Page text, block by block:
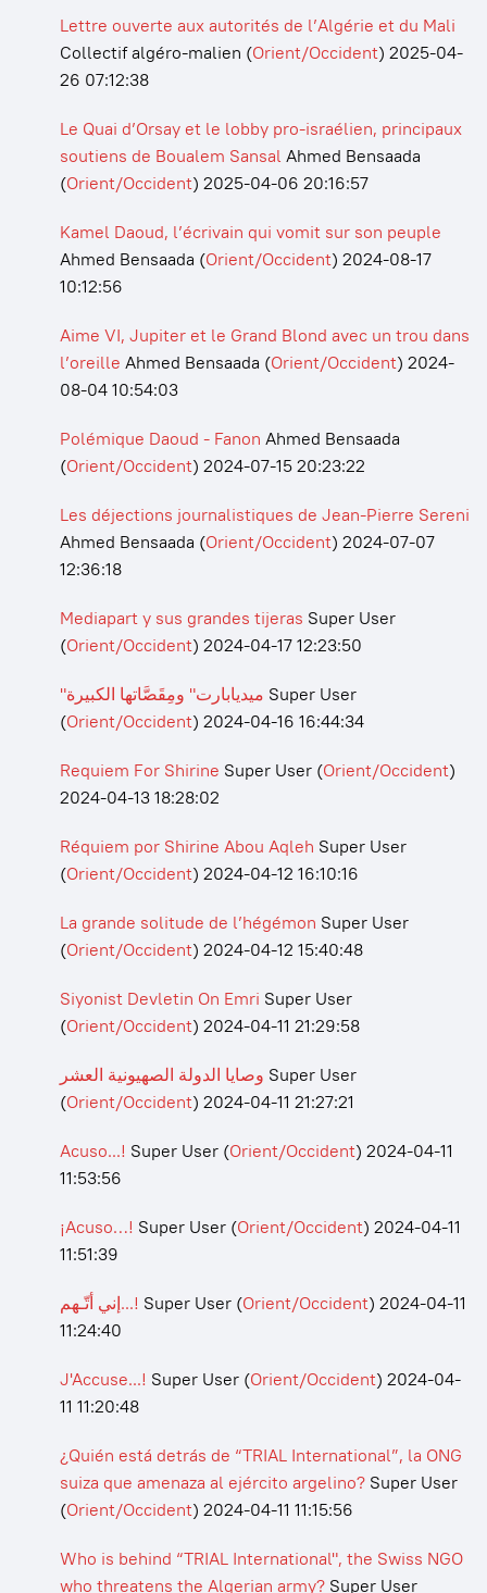
Lettre ouverte aux autorités de l’Algérie et du Mali
Collectif algéro-malien (Orient/Occident) 2025-04-
26 07:12:38
Le Quai d’Orsay et le lobby pro-israélien, principaux
soutiens de Boualem Sansal Ahmed Bensaada
(Orient/Occident) 2025-04-06 20:16:57
Kamel Daoud, l’écrivain qui vomit sur son peuple
Ahmed Bensaada (Orient/Occident) 2024-08-17
10:12:56
Aime VI, Jupiter et le Grand Blond avec un trou dans
l’oreille Ahmed Bensaada (Orient/Occident) 2024-
08-04 10:54:03
Polémique Daoud - Fanon Ahmed Bensaada
(Orient/Occident) 2024-07-15 20:23:22
Les déjections journalistiques de Jean-Pierre Sereni
Ahmed Bensaada (Orient/Occident) 2024-07-07
12:36:18
Mediapart y sus grandes tijeras Super User
(Orient/Occident) 2024-04-17 12:23:50
"ميديابارت" ومِقَصَّاتها الكبيرة Super User
(Orient/Occident) 2024-04-16 16:44:34
Requiem For Shirine Super User (Orient/Occident)
2024-04-13 18:28:02
Réquiem por Shirine Abou Aqleh Super User
(Orient/Occident) 2024-04-12 16:10:16
La grande solitude de l’hégémon Super User
(Orient/Occident) 2024-04-12 15:40:48
Siyonist Devletin On Emri Super User
(Orient/Occident) 2024-04-11 21:29:58
وصايا الدولة الصهيونية العشر Super User
(Orient/Occident) 2024-04-11 21:27:21
Acuso...! Super User (Orient/Occident) 2024-04-11
11:53:56
¡Acuso…! Super User (Orient/Occident) 2024-04-11
11:51:39
إني أتّـهم...! Super User (Orient/Occident) 2024-04-11
11:24:40
J'Accuse...! Super User (Orient/Occident) 2024-04-
11 11:20:48
¿Quién está detrás de “TRIAL International”, la ONG
suiza que amenaza al ejército argelino? Super User
(Orient/Occident) 2024-04-11 11:15:56
Who is behind “TRIAL International", the Swiss NGO
who threatens the Algerian army? Super User